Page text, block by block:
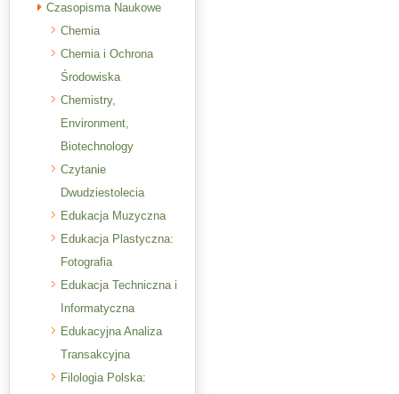
Czasopisma Naukowe
Chemia
Chemia i Ochrona
Środowiska
Chemistry,
Environment,
Biotechnology
Czytanie
Dwudziestolecia
Edukacja Muzyczna
Edukacja Plastyczna:
Fotografia
Edukacja Techniczna i
Informatyczna
Edukacyjna Analiza
Transakcyjna
Filologia Polska: